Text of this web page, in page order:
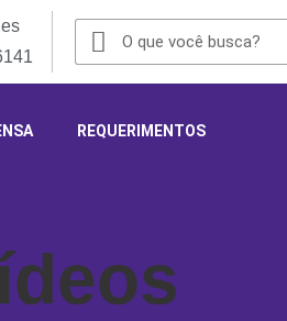
REQUERIMENTOS